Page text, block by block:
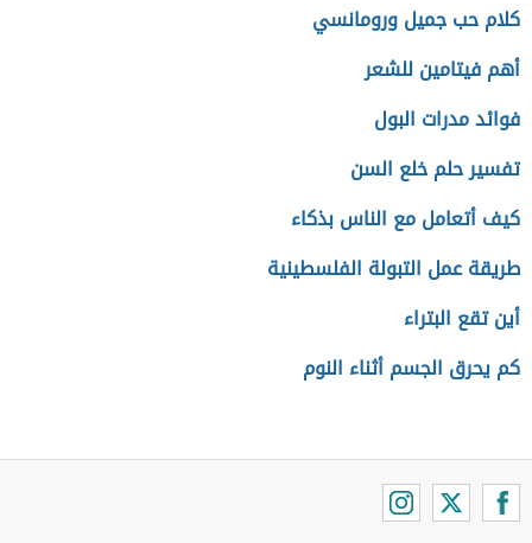
كلام حب جميل ورومانسي
أهم فيتامين للشعر
فوائد مدرات البول
تفسير حلم خلع السن
كيف أتعامل مع الناس بذكاء
طريقة عمل التبولة الفلسطينية
أين تقع البتراء
كم يحرق الجسم أثناء النوم